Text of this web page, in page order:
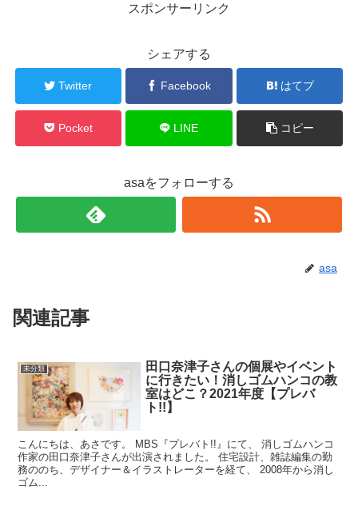
スポンサーリンク
シェアする
Twitter Facebook はてブ
Pocket LINE コピー
asaをフォローする
asa
関連記事
未分類
田口奈津子さんの個展やイベント
に行きたい！消しゴムハンコの教
室はどこ？2021年度【プレバ
ト!!】
こんにちは、あさです。 MBS『プレバト!!』にて、 消しゴムハンコ
作家の田口奈津子さんが出演されました。 住宅設計、雑誌編集の勤
務ののち、デザイナー＆イラストレーターを経て、 2008年から消し
ゴム...